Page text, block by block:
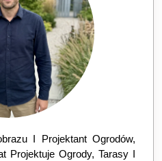
I Projektant Ogrodów,
Projektuje Ogrody, Tarasy I